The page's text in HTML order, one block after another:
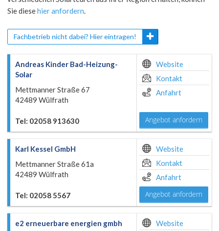
Sie diesehier anfordern.
Fachbetrieb nicht dabei? Hier eintragen!
Andreas Kinder Bad-Heizung-
Solar
Mettmanner Straße 67
42489 Wülfrath
Tel: 02058 913630
Website
Kontakt
Anfahrt
Angebot anfordern
Karl Kessel GmbH
Mettmanner Straße 61a
42489 Wülfrath
Tel: 02058 5567
Website
Kontakt
Anfahrt
Angebot anfordern
e2 erneuerbare energien gmbh
Website